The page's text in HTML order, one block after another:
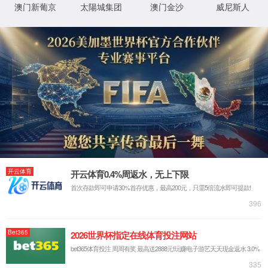
璇︾粏閿欒淇℃伅:
妯″潡 IIS Web Core
閫氱煡 MapRequestHan
dler
澶勭悊
绋嬪簭
StaticFile
閿欒
浠ｇ爜
0x80070002
璇锋眰 :80/SolutionSt_gsgg_0018.html
鐗╃悊璺
緞
d:\wwwroot\baoyin2024\wwwroot\Solu
tionSt_gsgg_0018.html
鐧诲綍
鏂规硶
鍖垮悕
鐧诲綍
鐢ㄦ埛
鍖垮悕
璇︾粏淇℃伅:
姝ら敊璇〃鏄庢枃浠舵垨鐩綍鍦ㄦ湇鍔″櫒涓婁笉瀛樺湪銆傝鍒涘缓鏂囦欢
XML 地图